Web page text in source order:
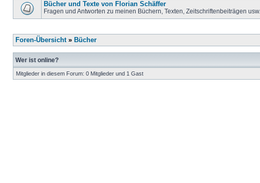
Bücher und Texte von Florian Schäffer
Fragen und Antworten zu meinen Büchern, Texten, Zeitschriftenbeiträgen usw.
Foren-Übersicht» Bücher
Wer ist online?
Mitglieder in diesem Forum: 0 Mitglieder und 1 Gast